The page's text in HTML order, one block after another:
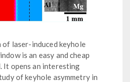
laser-induced keyhole
is an easy and cheap
It opens an interesting
of keyhole asymmetry in